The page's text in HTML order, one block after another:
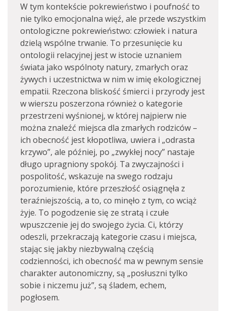
W tym kontekście pokrewieństwo i poufność to
nie tylko emocjonalna więź, ale przede wszystkim
ontologiczne pokrewieństwo: człowiek i natura
dzielą wspólne trwanie. To przesunięcie ku
ontologii relacyjnej jest w istocie uznaniem
świata jako wspólnoty natury, zmarłych oraz
żywych i uczestnictwa w nim w imię ekologicznej
empatii. Rzeczona bliskość śmierci i przyrody jest
w wierszu poszerzona również o kategorie
przestrzeni wyśnionej, w której najpierw nie
można znaleźć miejsca dla zmarłych rodziców –
ich obecność jest kłopotliwa, uwiera i „odrasta
krzywo”, ale później, po „zwykłej nocy” nastaje
długo upragniony spokój. Ta zwyczajności i
pospolitość, wskazuje na swego rodzaju
porozumienie, które przeszłość osiągnęła z
teraźniejszością, a to, co minęło z tym, co wciąż
żyje. To pogodzenie się ze stratą i czułe
wpuszczenie jej do swojego życia. Ci, którzy
odeszli, przekraczają kategorie czasu i miejsca,
stając się jakby niezbywalną częścią
codzienności, ich obecność ma w pewnym sensie
charakter autonomiczny, są „posłuszni tylko
sobie i niczemu już”, są śladem, echem,
pogłosem.